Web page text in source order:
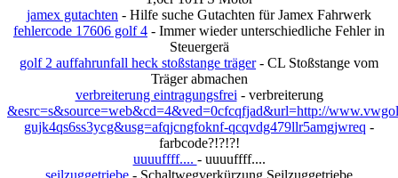
jamex gutachten - Hilfe suche Gutachten für Jamex Fahrwerk
fehlercode 17606 golf 4 - Immer wieder unterschiedliche Fehler in
Steuergerä
golf 2 auffahrunfall heck stoßstange träger- CL Stoßstange vom
Träger abmachen
verbreiterung eintragungsfrei - verbreiterung
&esrc=s&source=web&cd=4&ved=0cfcqfjad&url=http://
gujk4qs6ss3ycg&usg=afqjcngfoknf-qcqvdg479llr5amgjwreq -
farbcode?!?!?!
uuuuffff.... - uuuuffff....
seilzuggetriebe - Schaltwegverkürzung Seilzuggetriebe